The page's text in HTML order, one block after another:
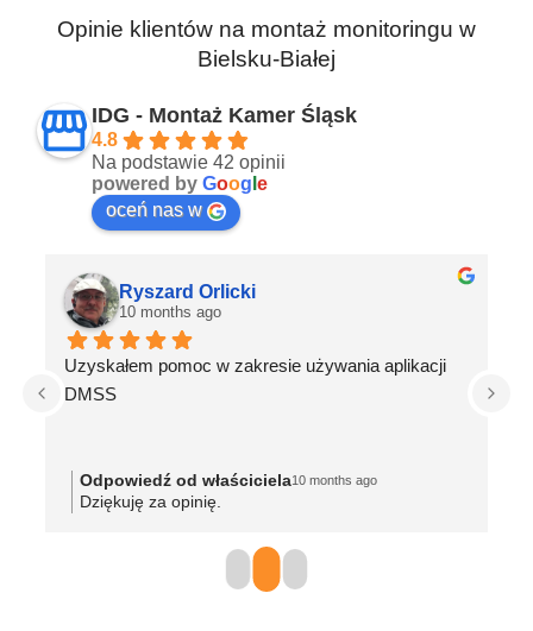
Opinie klientów na montaż monitoringu w
Bielsku-Białej
IDG - Montaż Kamer Śląsk
4.8
Na podstawie 42 opinii
powered by Goog e
oceń nas w
Ryszard Orlicki
10 months ago
Uzyskałem pomoc w zakresie używania aplikacji
DMSS
Odpowiedź od właściciela10 months ago
Dziękuję za opinię.